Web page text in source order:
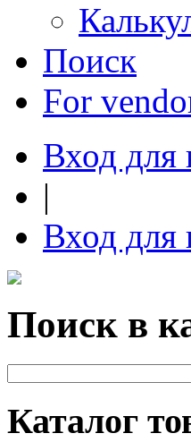
Поиск
For
Вход для
|
Вход для
Поиск в
Каталог